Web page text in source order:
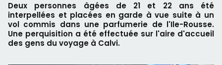
Deux personnes âgées de 21 et 22 ans été
interpellées et placées en garde à vue suite à un
vol commis dans une parfumerie de l'Ile-Rousse.
Une perquisition a été effectuée sur l'aire d'accueil
des gens du voyage à Calvi.